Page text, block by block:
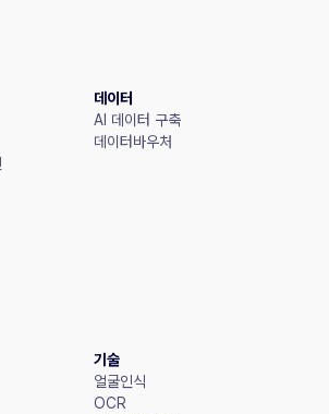
데이터
AI 데이터 구축
데이터바우처
기술
얼굴인식
OCR